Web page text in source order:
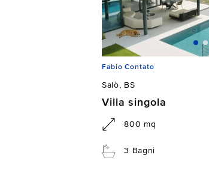
Fabio Contato
Salò, BS
Villa singola
800 mq
3 Bagni